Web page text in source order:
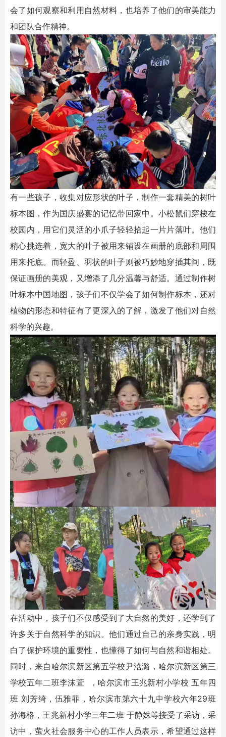
会了如何观察和利用自然材料，也培养了他们的审美能力
和团队合作精神。
有一些孩子，收集对应形状的叶子，制作一套精美的树叶
标本图，作为国庆盛宴的记忆带回家中。小松鼠们穿梭在
校园内，用它们灵活的小爪子轻轻拾起一片片落叶。他们
精心挑选着，宽大的叶子被用来铺设在画册的底部和周围
用来托底。而轻盈、羽状的叶子则被巧妙地穿插其间，既
保证画册的美观，又增添了几分温馨与舒适。通过制作树
叶标本中国地图，孩子们不仅学会了如何制作标本，还对
植物的形态和特征有了更深入的了解，激发了他们对自然
科学的兴趣。
在活动中，孩子们不仅感受到了大自然的美好，还学到了
许多关于自然科学的知识。他们通过自己的亲身实践，明
白了保护环境的重要性，也懂得了如何与自然和谐相处。
同时，来自哈尔滨新区第五学校尹浛潞，哈尔滨新区第三
学校五年二班李沫萱 ，哈尔滨市王兆新村小学校 五年四
班 刘芳绮，伍雅菲，哈尔滨市第六十九中学校六年29班
孙海格，王兆新村小学三年二班 于静姝等接受了采访，采
访中，萤火社会服务中心的工作人员表示，希望通过这样